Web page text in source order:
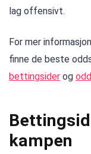
lag offensivt.
For mer
finne de beste
bettingsider og
kampen